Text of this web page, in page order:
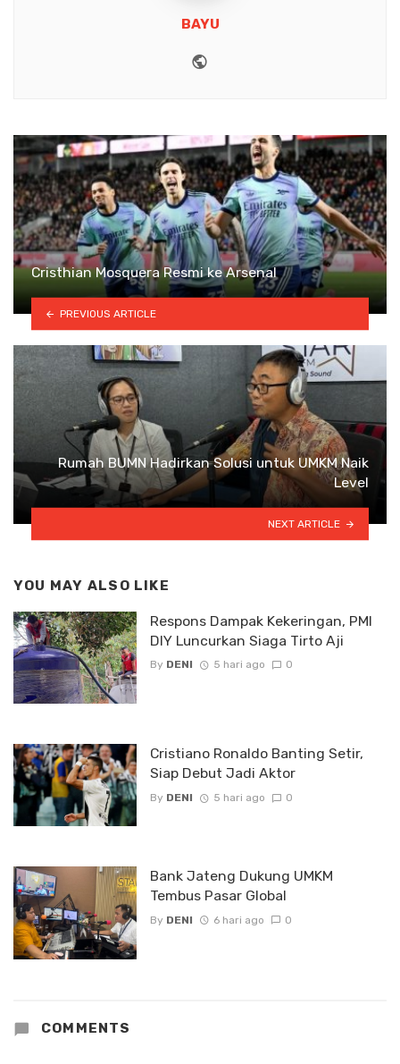
BAYU
Cristhian Mosquera Resmi ke Arsenal
PREVIOUS ARTICLE
Rumah BUMN Hadirkan Solusi untuk UMKM Naik
Level
NEXT ARTICLE
YOU MAY ALSO LIKE
Respons Dampak Kekeringan, PMI
DIY Luncurkan Siaga Tirto Aji
By DENI 5 hari ago 0
Cristiano Ronaldo Banting Setir,
Siap Debut Jadi Aktor
By DENI 5 hari ago 0
Bank Jateng Dukung UMKM
Tembus Pasar Global
By DENI 6 hari ago 0
COMMENTS